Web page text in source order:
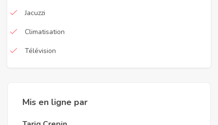
Jacuzzi
Climatisation
Télévision
Mis en ligne par